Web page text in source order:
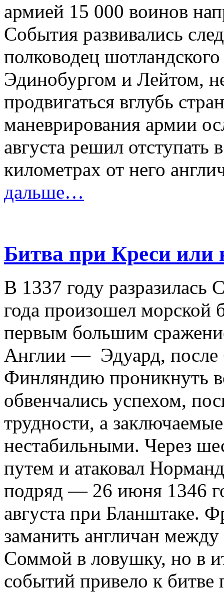
армией 15 000 воинов
События развивались
полководец
Эдинобургом и Лейтом,
продвигаться вглубь
маневрирования армии
августа решил отступать
километрах от него
дальше…
Битва при Креси или
В 1337 году разразилась
года произошел морской
первым большим
Англии — Эдуард, после
Финляндию проникнуть
обвенчались успехом,
трудности, а
нестабильными. Через
путем и атаковал
подряд — 26 июня 1346
августа при Бланштаке.
заманить англичан
Соммой в ловушку, но в
событий привело к